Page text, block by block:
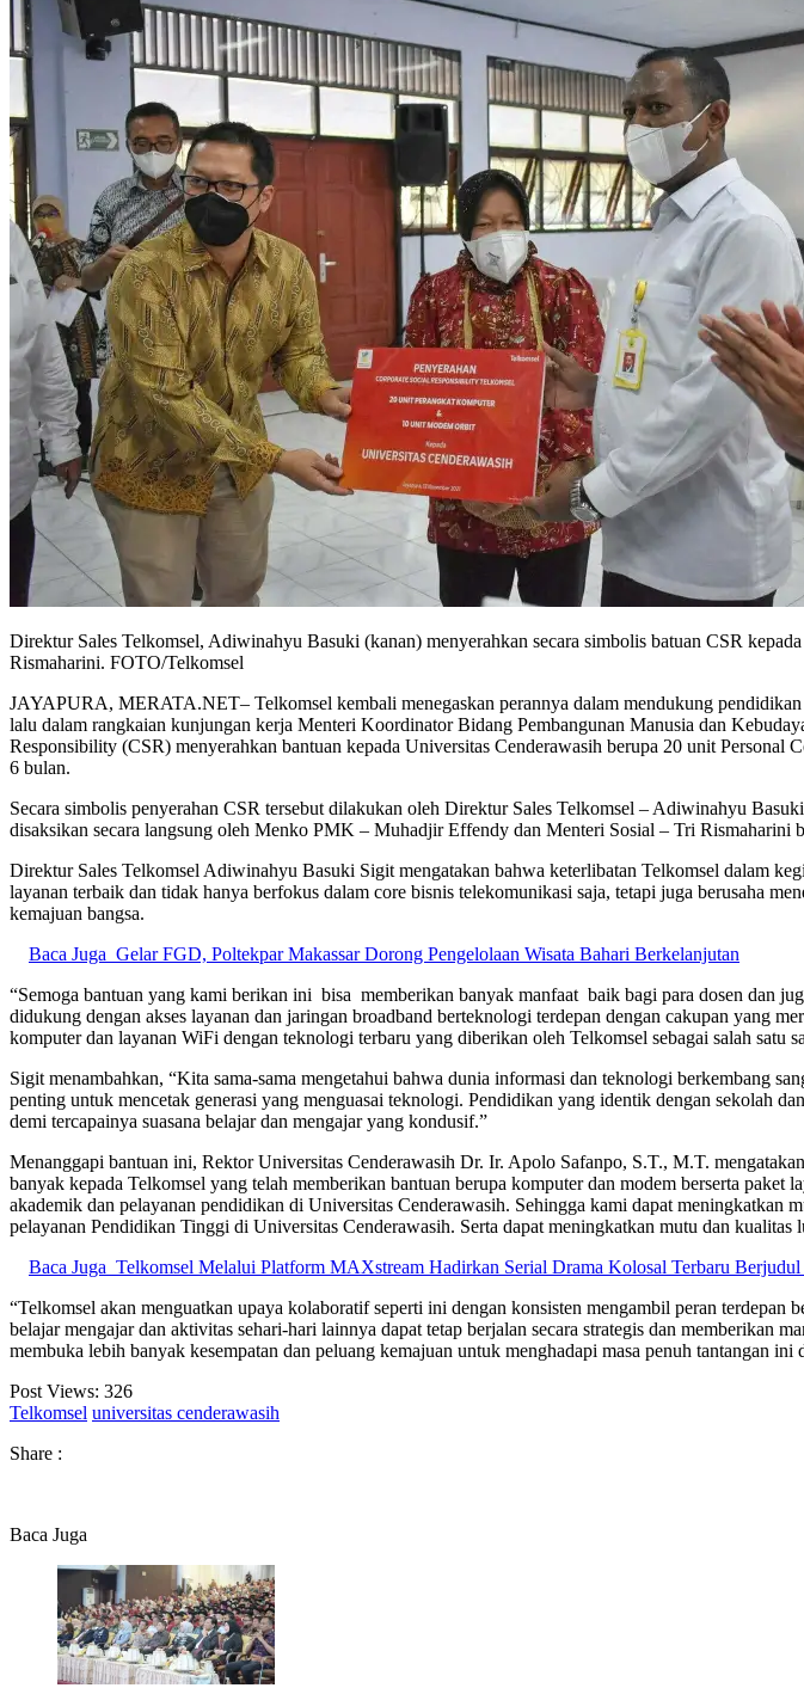
Direktur Sales Telkomsel, Adiwinahyu Basuki (kanan) menyerahkan secara simbolis batuan CSR
Rismaharini. FOTO/Telkomsel
JAYAPURA, MERATA.NET– Telkomsel kembali menegaskan perannya dalam mendukung
lalu dalam rangkaian kunjungan kerja Menteri Koordinator Bidang Pembangunan Manusia dan
Responsibility (CSR) menyerahkan bantuan kepada Universitas Cenderawasih berupa 20 unit
6 bulan.
Secara simbolis penyerahan CSR tersebut dilakukan oleh Direktur Sales Telkomsel – Adiwinahyu
disaksikan secara langsung oleh Menko PMK – Muhadjir Effendy dan Menteri Sosial – Tri Rismaharini
Direktur Sales Telkomsel Adiwinahyu Basuki Sigit mengatakan bahwa keterlibatan Telkomsel dalam
layanan terbaik dan tidak hanya berfokus dalam core bisnis telekomunikasi saja, tetapi juga berusaha
kemajuan bangsa.
Baca Juga Gelar FGD, Poltekpar Makassar Dorong Pengelolaan Wisata Bahari Berkelanjutan
“Semoga bantuan yang kami berikan ini bisa memberikan banyak manfaat baik bagi para dosen dan
didukung dengan akses layanan dan jaringan broadband berteknologi terdepan dengan cakupan yang
komputer dan layanan WiFi dengan teknologi terbaru yang diberikan oleh Telkomsel sebagai salah satu
Sigit menambahkan, “Kita sama-sama mengetahui bahwa dunia informasi dan teknologi berkembang
penting untuk mencetak generasi yang menguasai teknologi. Pendidikan yang identik dengan sekolah
demi tercapainya suasana belajar dan mengajar yang kondusif.”
Menanggapi bantuan ini, Rektor Universitas Cenderawasih Dr. Ir. Apolo Safanpo, S.T., M.T.
banyak kepada Telkomsel yang telah memberikan bantuan berupa komputer dan modem berserta
akademik dan pelayanan pendidikan di Universitas Cenderawasih. Sehingga kami dapat meningkatkan
pelayanan Pendidikan Tinggi di Universitas Cenderawasih. Serta dapat meningkatkan mutu dan kualitas
Baca Juga Telkomsel Melalui Platform MAXstream Hadirkan Serial Drama Kolosal Terbaru Berjudul
“Telkomsel akan menguatkan upaya kolaboratif seperti ini dengan konsisten mengambil peran
belajar mengajar dan aktivitas sehari-hari lainnya dapat tetap berjalan secara strategis dan memberikan
membuka lebih banyak kesempatan dan peluang kemajuan untuk menghadapi masa penuh tantangan
Post Views: 326
Telkomsel universitas cenderawasih
Share :
Baca Juga